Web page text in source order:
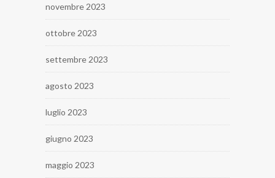
novembre 2023
ottobre 2023
settembre 2023
agosto 2023
luglio 2023
giugno 2023
maggio 2023